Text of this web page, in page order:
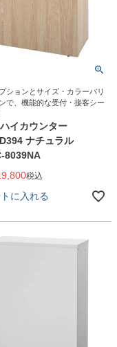
ションとサイズ・カラーバリ
で、機能的な受付・接客シー
イカウンター
ナチュラル
8039NA
税込
に入れる